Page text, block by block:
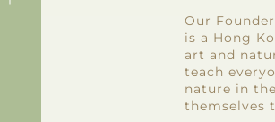
Our
is a Hong
art and
teach
nature in
themselves